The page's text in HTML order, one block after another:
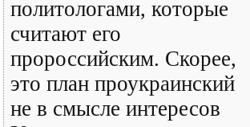
политологами, которые
считают его
пророссийским. Скорее,
это план проукраинский
не в смысле интересов